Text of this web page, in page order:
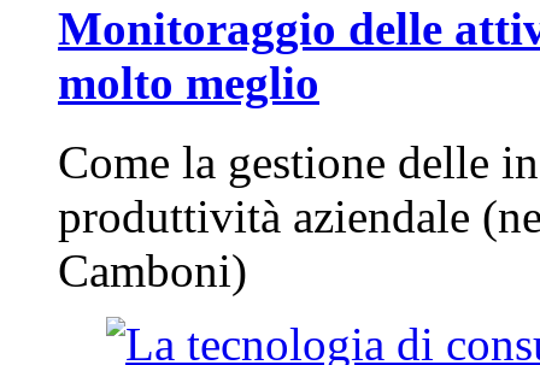
Monitoraggio delle
molto meglio
Come la gestione delle
produttività aziendale
Camboni)